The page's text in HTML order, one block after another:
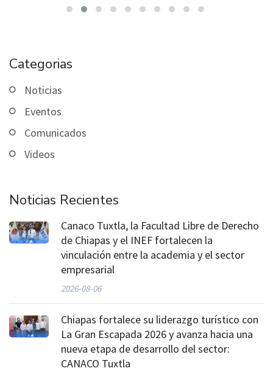
Categorias
Noticias
Eventos
Comunicados
Videos
Noticias Recientes
Canaco Tuxtla, la Facultad Libre de Derecho
de Chiapas y el INEF fortalecen la
vinculación entre la academia y el sector
empresarial
2026-08-06
Chiapas fortalece su liderazgo turístico con
La Gran Escapada 2026 y avanza hacia una
nueva etapa de desarrollo del sector:
CANACO Tuxtla